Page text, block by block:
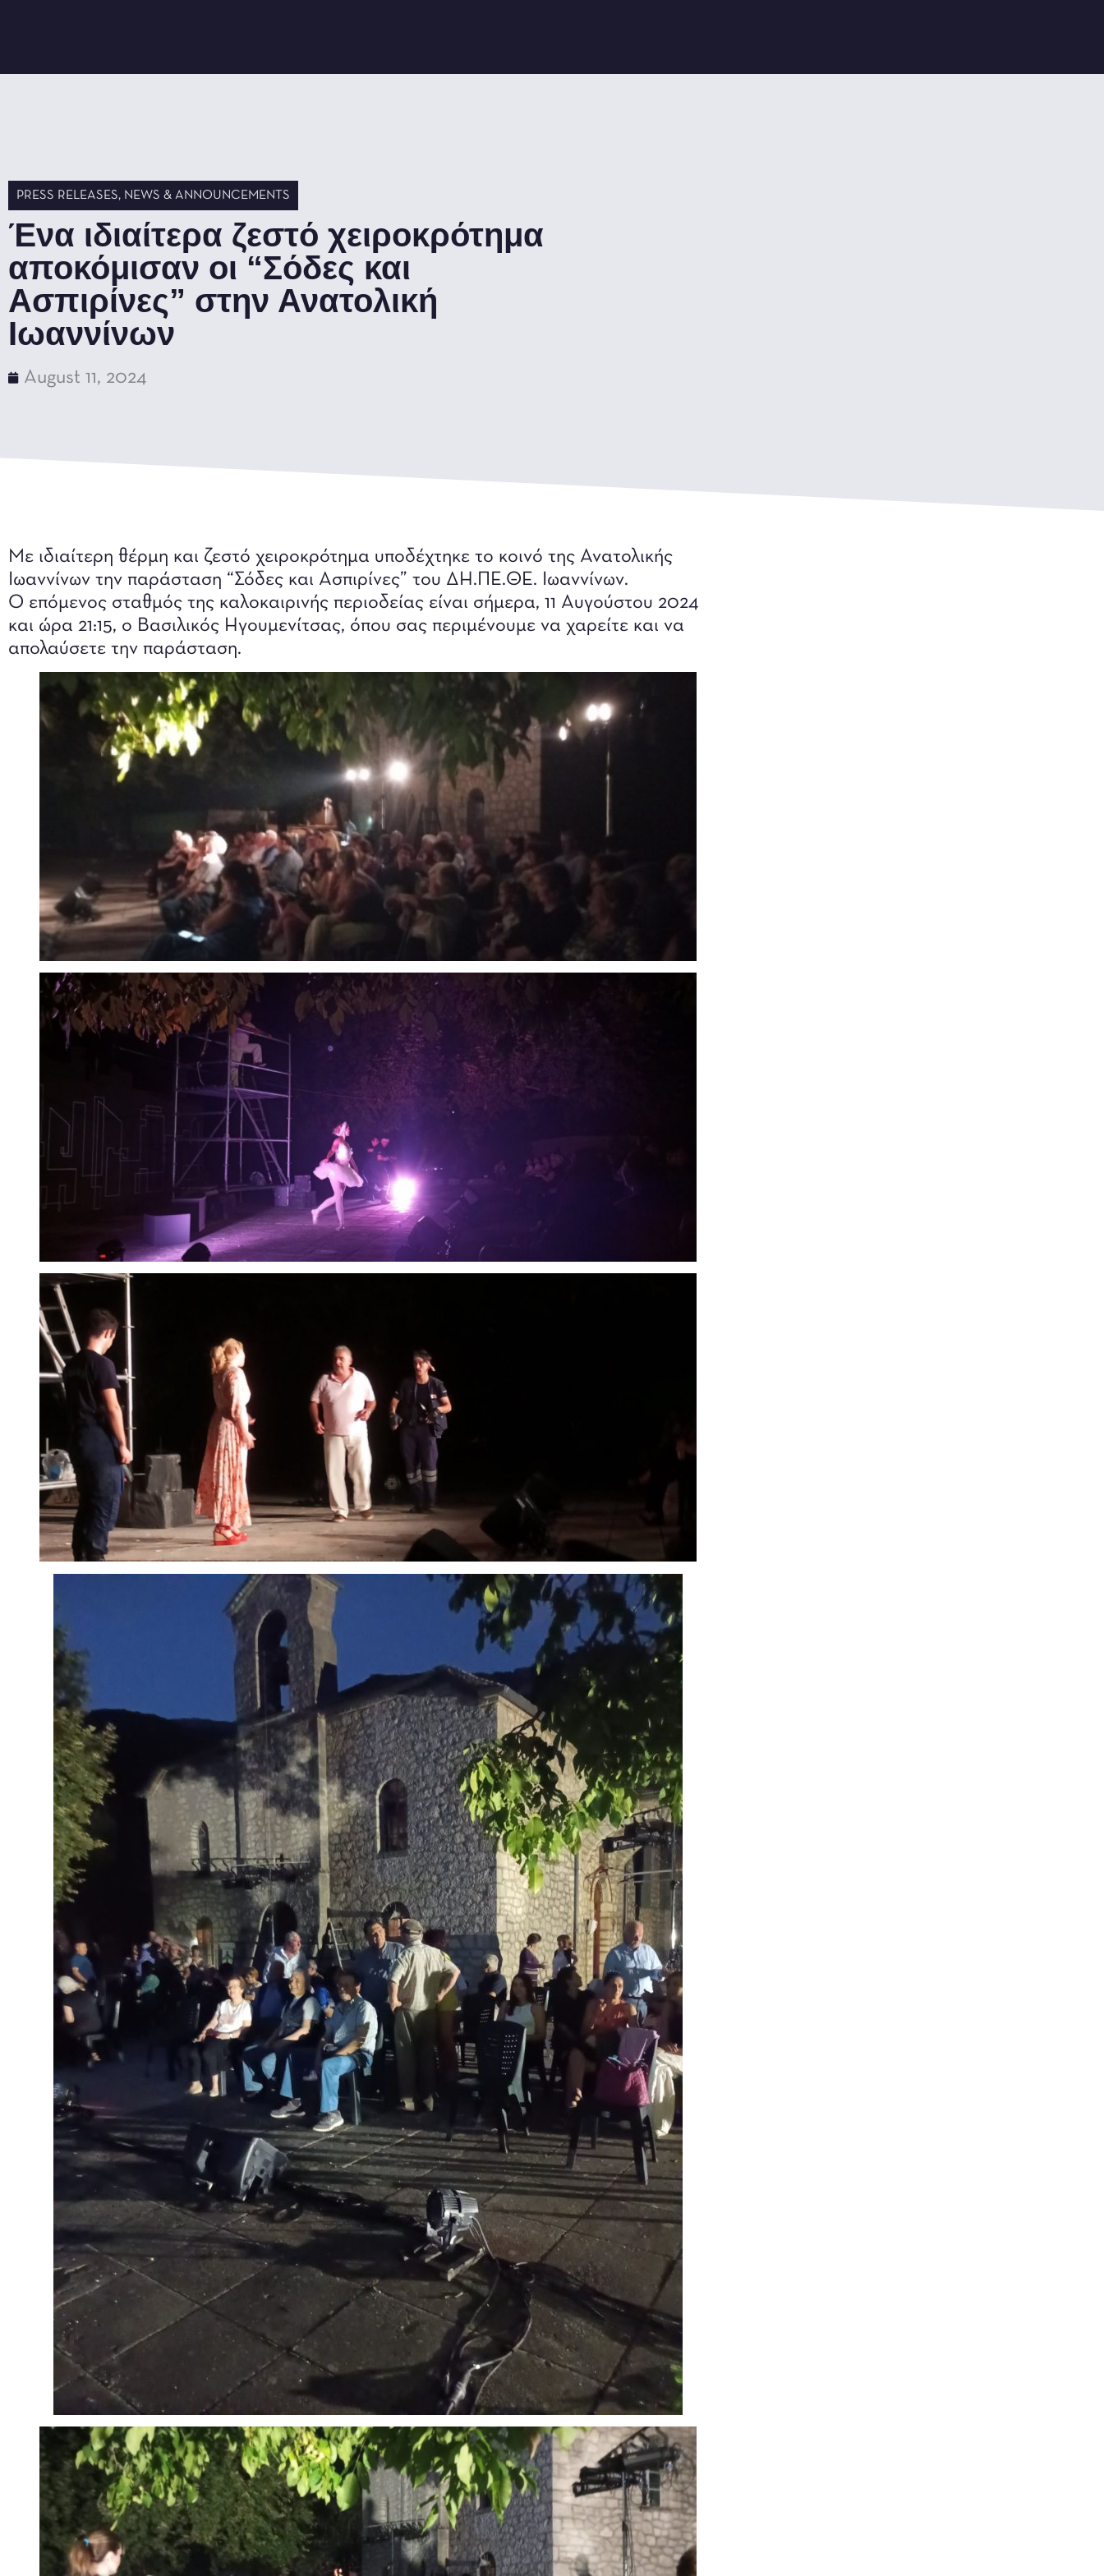
PRESS RELEASES, NEWS & ANNOUNCEMENTS
Ένα ιδιαίτερα ζεστό χειροκρότημα
αποκόμισαν οι “Σόδες και
Ασπιρίνες” στην Ανατολική
Ιωαννίνων
August 11, 2024
Mε ιδιαίτερη θέρμη και ζεστό χειροκρότημα υποδέχτηκε το κοινό της Ανατολικής
Ιωαννίνων την παράσταση “Σόδες και Ασπιρίνες” του ΔH.ΠE.ΘE. Iωαννίνων.
O επόμενος σταθμός της καλοκαιρινής περιοδείας είναι σήμερα, 11 Αυγούστου 2024
και ώρα 21:15, ο Bασιλικός Ηγουμενίτσας, όπου σας περιμένουμε να χαρείτε και να
απολαύσετε την παράσταση.